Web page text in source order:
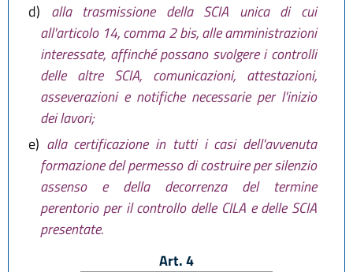
d) alla trasmissione della SCIA unica di cui
all'articolo 14, comma 2 bis, alle amministrazioni
interessate, affinché possano svolgere i controlli
delle altre SCIA, comunicazioni, attestazioni,
asseverazioni e notifiche necessarie per l'inizio
dei lavori;
e) alla certificazione in tutti i casi dell'avvenuta
formazione del permesso di costruire per silenzio
assenso e della decorrenza del termine
perentorio per il controllo delle CILA e delle SCIA
presentate.
Art. 4